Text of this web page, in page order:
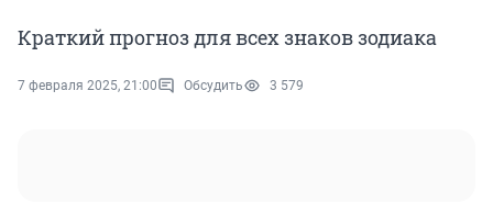
Краткий прогноз для всех знаков зодиака
7 февраля 2025, 21:00 Обсудить 3 579